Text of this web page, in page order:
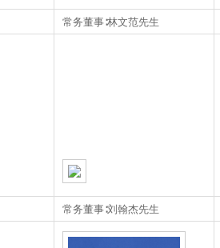
常务董事∶林文范先生
常务董事∶刘翰杰先生